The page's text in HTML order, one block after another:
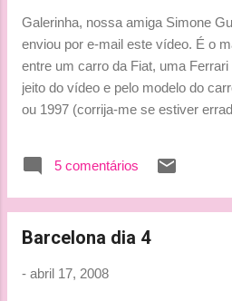
Galerinha, nossa amiga Simone
enviou por e-mail este vídeo. É o
entre um carro da Fiat, uma
jeito do vídeo e pelo modelo do
ou 1997 (corrija-me se estiver
que Luca Badoer (o Fiat). Espero
Ludy
5 comentários
Barcelona dia 4
- abril 17, 2008